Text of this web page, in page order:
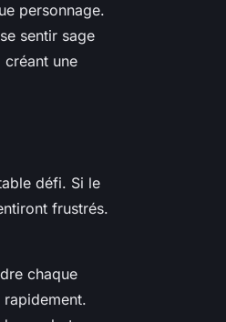
personnage.
sentir sage
une
défi. Si le
frustrés.
chaque